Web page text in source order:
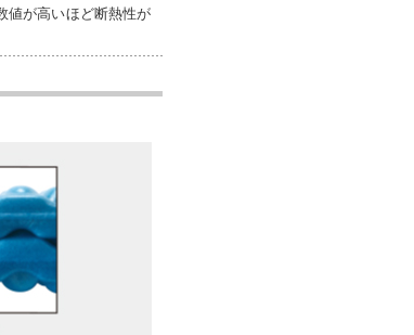
値が高いほど断熱性が